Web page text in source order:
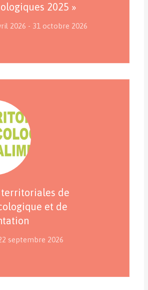
2025 »
2026 - 31 octobre 2026
territoriales de
et de
septembre 2026